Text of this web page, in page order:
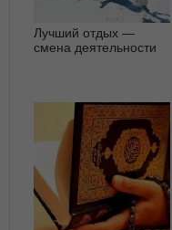
Лучший отдых —
смена деятельности